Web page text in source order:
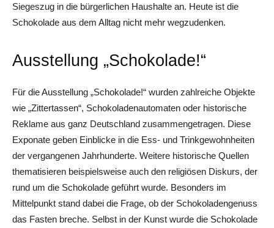
Siegeszug in die bürgerlichen Haushalte an. Heute ist die
Schokolade aus dem Alltag nicht mehr wegzudenken.
Ausstellung „Schokolade!“
Für die Ausstellung „Schokolade!“ wurden zahlreiche Objekte
wie „Zittertassen“, Schokoladenautomaten oder historische
Reklame aus ganz Deutschland zusammengetragen. Diese
Exponate geben Einblicke in die Ess- und Trinkgewohnheiten
der vergangenen Jahrhunderte. Weitere historische Quellen
thematisieren beispielsweise auch den religiösen Diskurs, der
rund um die Schokolade geführt wurde. Besonders im
Mittelpunkt stand dabei die Frage, ob der Schokoladengenuss
das Fasten breche. Selbst in der Kunst wurde die Schokolade